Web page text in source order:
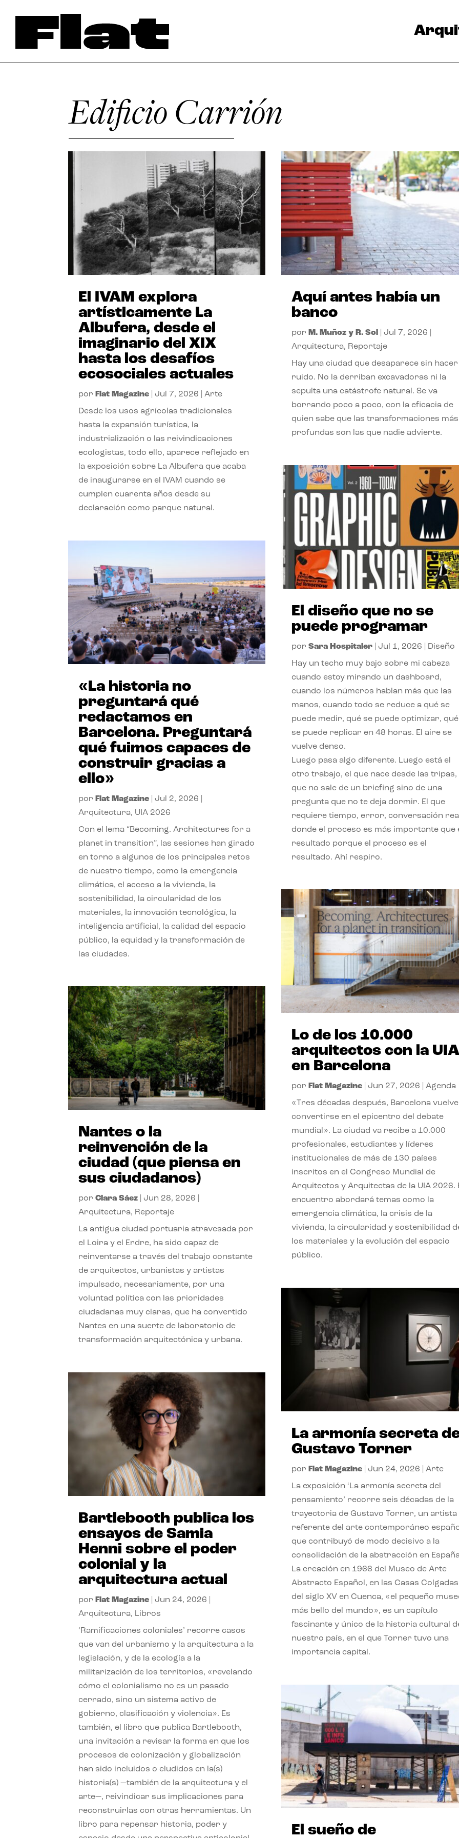
Edificio Carrión
El IVAM explora
artísticamente La
Albufera, desde el
imaginario del XIX
hasta los desafíos
ecosociales actuales
por Flat Magazine Jul 7, 2026 |Arte
Desde los usos agrícolas tradicionales
hasta la expansión turística, la
industrialización o las reivindicaciones
ecologistas, todo ello, aparece reflejado en
la exposición sobre La Albufera que acaba
de inaugurarse en el IVAM cuando se
cumplen cuarenta años desde su
declaración como parque natural.
«La historia no
preguntará qué
redactamos en
Barcelona. Preguntará
qué fuimos capaces de
construir gracias a
ello»
por Flat Magazine Jul 2, 2026
Arquitectura, UIA 2026
Con el lema “Becoming. Architectures for a
planet in transition”, las sesiones han girado
en torno a algunos de los principales retos
de nuestro tiempo, como la emergencia
climática, el acceso a la vivienda, la
sostenibilidad, la circularidad de los
materiales, la innovación tecnológica, la
inteligencia artificial, la calidad del espacio
público, la equidad y la transformación de
las ciudades.
Nantes o la
reinvención de la
ciudad (que piensa en
sus ciudadanos)
porClara Sáez Jun 28, 2026
Arquitectura, Reportaje
La antigua ciudad portuaria atravesada por
el Loira y el Erdre, ha sido capaz de
reinventarse a través del trabajo constante
de arquitectos, urbanistas y artistas
impulsado, necesariamente, por una
voluntad política con las prioridades
ciudadanas muy claras, que ha convertido
Nantes en una suerte de laboratorio de
transformación arquitectónica y urbana.
Bartlebooth publica los
ensayos de Samia
Henni sobre el poder
colonial y la
arquitectura actual
por Flat Magazine Jun 24, 2026
Arquitectura, Libros
‘Ramificaciones coloniales’ recorre casos
que van del urbanismo y la arquitectura a la
legislación, y de la ecología a la
militarización de los territorios, «revelando
cómo el colonialismo no es un pasado
cerrado, sino un sistema activo de
gobierno, clasificación y violencia». Es
también, el libro que publica Bartlebooth,
una invitación a revisar la forma en que los
procesos de colonización y globalización
han sido incluidos o eludidos en la(s)
historia(s) —también de la arquitectura y el
arte—, reivindicar sus implicaciones para
reconstruirlas con otras herramientas. Un
libro para repensar historia, poder y
Aquí antes había un
banco
por M. Muñoz y R. Sol Jul 7, 2026
Arquitectura, Reportaje
Hay una ciudad que desaparece sin hacer
ruido. No la derriban excavadoras ni la
sepulta una catástrofe natural. Se va
borrando poco a poco, con la eficacia de
quien sabe que las transformaciones más
profundas son las que nadie advierte.
El diseño que no se
puede programar
por Sara Hospitaler| Jul 1, 2026 Diseño
Hay un techo muy bajo sobre mi cabeza
cuando estoy mirando un dashboard,
cuando los números hablan más que las
manos, cuando todo se reduce a qué se
puede medir, qué se puede optimizar, qué
se puede replicar en 48 horas. El aire se
vuelve denso.
Luego pasa algo diferente. Luego está el
otro trabajo, el que nace desde las tripas,
que no sale de un briefing sino de una
pregunta que no te deja dormir. El que
requiere tiempo, error, conversación
donde el proceso es más importante que
resultado porque el proceso es el
resultado. Ahí respiro.
Lo de los 10.000
arquitectos con la UIA
en Barcelona
por Flat Magazine| Jun 27, 2026 Agenda
«Tres décadas después, Barcelona vuelve
convertirse en el epicentro del debate
mundial». La ciudad va recibe a 10.000
profesionales, estudiantes y líderes
institucionales de más de 130 países
inscritos en el Congreso Mundial de
Arquitectos y Arquitectas de la UIA 2026.
encuentro abordará temas como la
emergencia climática, la crisis de la
vivienda, la circularidad y sostenibilidad
los materiales y la evolución del espacio
público.
La armonía secreta
Gustavo Torner
por Flat Magazine| Jun 24, 2026 Arte
La exposición ‘La armonía secreta del
pensamiento’ recorre seis décadas de la
trayectoria de Gustavo Torner, un artista
referente del arte contemporáneo
que contribuyó de modo decisivo a la
consolidación de la abstracción en
La creación en 1966 del Museo de Arte
Abstracto Español, en las Casas Colgadas
del siglo XV en Cuenca, «el pequeño
más bello del mundo», es un capítulo
fascinante y único de la historia cultural
nuestro país, en el que Torner tuvo una
importancia capital.
El sueño de